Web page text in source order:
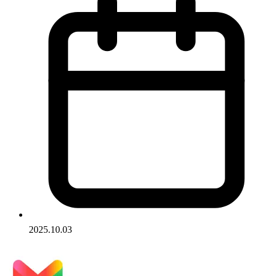
2025.10.03